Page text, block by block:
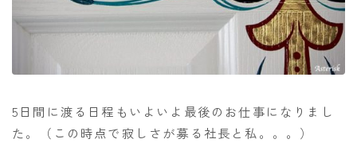
5日間に渡る日程もいよいよ最後のお仕事になりまし
た。（この時点で寂しさが募る社長と私。。。）